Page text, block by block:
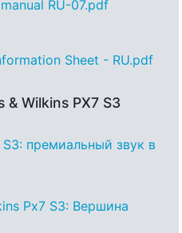
RU-07.pdf
Sheet - RU.pdf
Wilkins PX7 S3
премиальный звук в
Px7 S3: Вершина